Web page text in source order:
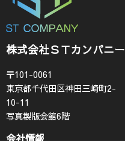
株式会社ＳＴカンパニー
〒101-0061
東京都千代田区神田三崎町2-
10-11
写真製版会館6階
会社情報